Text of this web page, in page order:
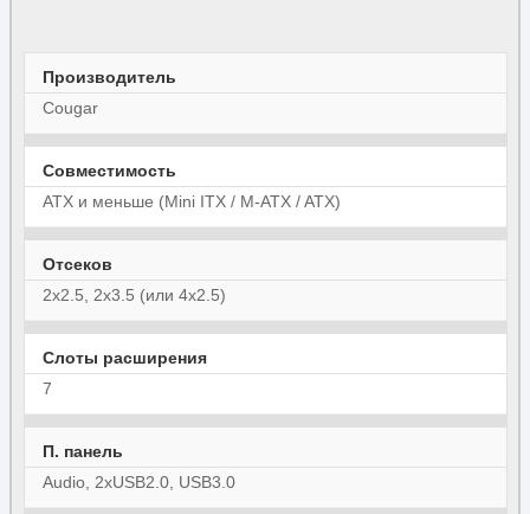
Производитель
Cougar
Совместимость
ATX и меньше (Mini ITX / M-ATX / ATX)
Отсеков
2x2.5, 2x3.5 (или 4x2.5)
Слоты расширения
7
П. панель
Audio, 2xUSB2.0, USB3.0